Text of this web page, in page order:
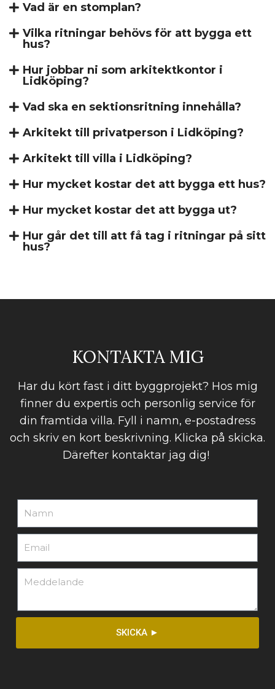
Vad är en stomplan?
Vilka ritningar behövs för att bygga ett
hus?
Hur jobbar ni som arkitektkontor i
Lidköping?
Vad ska en sektionsritning innehålla?
Arkitekt till privatperson i Lidköping?
Arkitekt till villa i Lidköping?
Hur mycket kostar det att bygga ett hus?
Hur mycket kostar det att bygga ut?
Hur går det till att få tag i ritningar på sitt
hus?
KONTAKTA MIG
Har du kört fast i ditt byggprojekt? Hos mig
finner du expertis och personlig service för
din framtida villa. Fyll i namn, e-postadress
och skriv en kort beskrivning. Klicka på skicka.
Därefter kontaktar jag dig!
SKICKA ►